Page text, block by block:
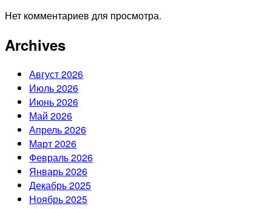
Нет комментариев для просмотра.
Archives
Август 2026
Июль 2026
Июнь 2026
Май 2026
Апрель 2026
Март 2026
Февраль 2026
Январь 2026
Декабрь 2025
Ноябрь 2025